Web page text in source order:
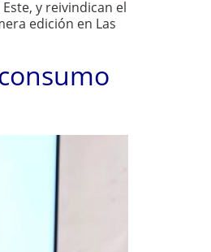
y reivindican el
edición en Las